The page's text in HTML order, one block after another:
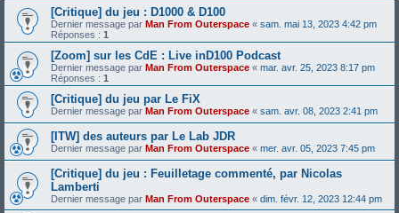
[Critique] du jeu : D1000 & D100
Dernier message par Man From Outerspace « sam. mai 13, 2023 4:42 pm
Réponses : 1
[Zoom] sur les CdE : Live inD100 Podcast
Dernier message par Man From Outerspace « mar. avr. 25, 2023 8:17 pm
Réponses : 1
[Critique] du jeu par Le FiX
Dernier message par Man From Outerspace « sam. avr. 08, 2023 2:41 pm
[ITW] des auteurs par Le Lab JDR
Dernier message par Man From Outerspace « mer. avr. 05, 2023 7:45 pm
[Critique] du jeu : Feuilletage commenté, par Nicolas
Lamberti
Dernier message par Man From Outerspace « dim. févr. 12, 2023 12:44 pm